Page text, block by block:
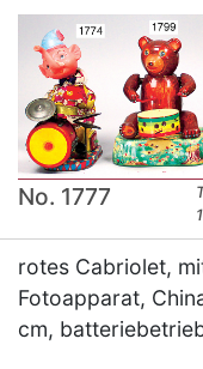
No. 1777
rotes Cabriolet,
Fotoapparat,
cm,